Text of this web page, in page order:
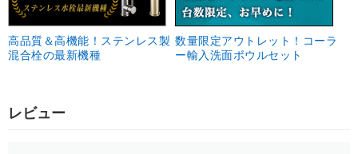
高品質＆高機能！ステンレス製
混合栓の最新機種
数量限定アウトレット！コーラ
ー輸入洗面ボウルセット
レビュー